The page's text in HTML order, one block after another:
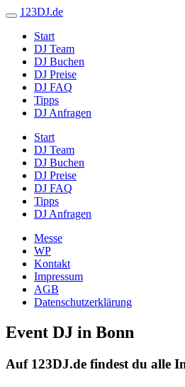
123DJ.de
Start
DJ Team
DJ Buchen
DJ Preise
DJ FAQ
Tipps
DJ Anfragen
Start
DJ Team
DJ Buchen
DJ Preise
DJ FAQ
Tipps
DJ Anfragen
Messe
WP
Kontakt
Impressum
AGB
Datenschutzerklärung
Event DJ in Bonn
Auf 123DJ.de findest du alle